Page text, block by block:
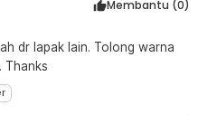
Membantu (0)
dr lapak lain. Tolong warna
Thanks